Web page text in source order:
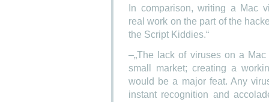
In comparison, writing a Mac
real work on the part of the
the Script Kiddies.“
–„The lack of viruses on a Mac
small market; creating a
would be a major feat. Any
instant recognition and